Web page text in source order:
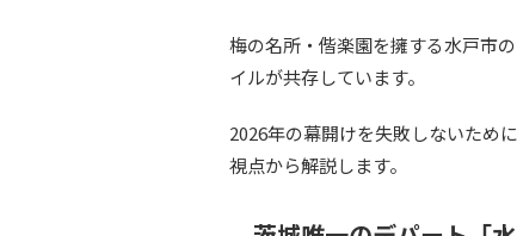
梅の名所・偕楽園を擁する水戸市
イルが共存しています。
2026年の幕開けを失敗しないために
視点から解説します。